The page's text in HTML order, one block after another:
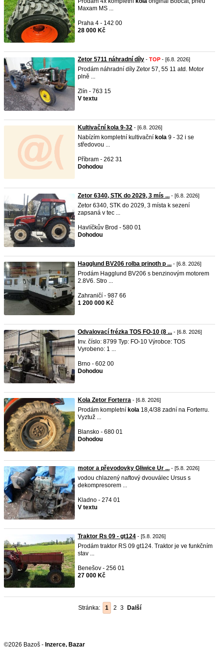
Maxam MS ...
Praha 4 - 142 00
28 000 Kč
Zetor 5711 náhradní díly - TOP - [6.8. 2026]
Prodám náhradní díly Zetor 57, 55 11 atd. Motor
plně ...
Zlín - 763 15
V textu
Kultivační kola 9-32 - [6.8. 2026]
Nabízím kompletní kultivační kola 9 - 32 i se
středovou ...
Příbram - 262 31
Dohodou
Zetor 6340, STK do 2029, 3 mís ... - [6.8. 2026]
Zetor 6340, STK do 2029, 3 místa k sezení
zapsaná v tec ...
Havlíčkův Brod - 580 01
Dohodou
Hagglund BV206 rolba prinoth p ... - [6.8. 2026]
Prodám Hagglund BV206 s benzinovým motorem
2.8V6. Stro ...
Zahraničí - 987 66
1 200 000 Kč
Odvalovací frézka TOS FO-10 (8 ... - [6.8. 2026]
Inv. číslo: 8799 Typ: FO-10 Výrobce: TOS
Vyrobeno: 1 ...
Brno - 602 00
Dohodou
Kola Zetor Forterra - [6.8. 2026]
Prodám kompletní kola 18,4/38 zadní na Forterru.
Vyztuž ...
Blansko - 680 01
Dohodou
motor a převodovky Gliwice Ur ... - [5.8. 2026]
vodou chlazený naftový dvouválec Ursus s
dekompresorem ...
Kladno - 274 01
V textu
Traktor Rs 09 - gt124 - [5.8. 2026]
Prodám traktor RS 09 gt124. Traktor je ve funkčním
stav ...
Benešov - 256 01
27 000 Kč
Stránka: 1 2 3 Další
©2026 Bazoš - Inzerce, Bazar